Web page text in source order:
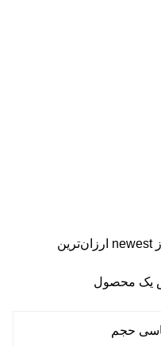
newest ارزان‌ترین
یک محصول